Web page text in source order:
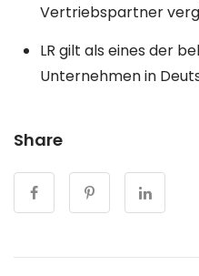
Vertriebspartner
LR gilt als eines der
Unternehmen in
Share